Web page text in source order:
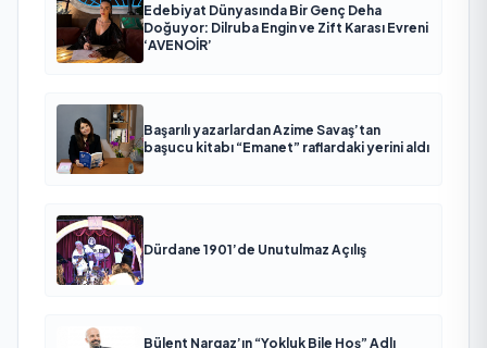
Edebiyat Dünyasında Bir Genç Deha
Doğuyor: Dilruba Engin ve Zift Karası Evreni
‘AVENOİR’
Başarılı yazarlardan Azime Savaş’tan
başucu kitabı “Emanet” raflardaki yerini aldı
Dürdane 1901’de Unutulmaz Açılış
Bülent Nargaz’ın “Yokluk Bile Hoş” Adlı